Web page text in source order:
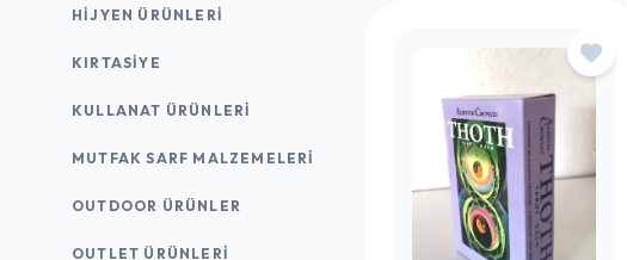
HIJYEN ÜRÜNLERI
KIRTASİYE
KULLANAT ÜRÜNLERI
MUTFAK SARF MALZEMELERI
OUTDOOR ÜRÜNLER
OUTLET ÜRÜNLERI